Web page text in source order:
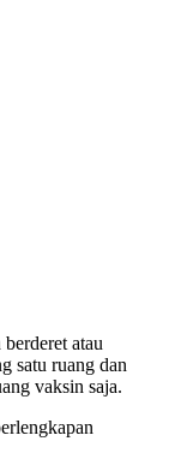
atau
satu ruang dan
vaksin saja.